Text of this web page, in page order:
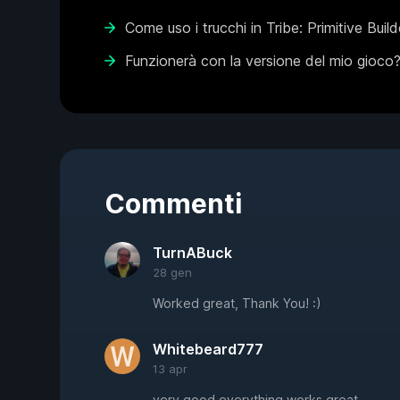
Come uso i trucchi in Tribe: Primitive
Funzionerà con la versione del mio gioco?
Commenti
TurnABuck
28 gen
Worked great, Thank You! :)
Whitebeard777
13 apr